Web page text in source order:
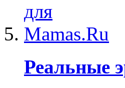
Реальные